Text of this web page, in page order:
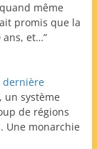
quand même
promis que la
ans, et…”
dernière
un système
de régions
Une monarchie